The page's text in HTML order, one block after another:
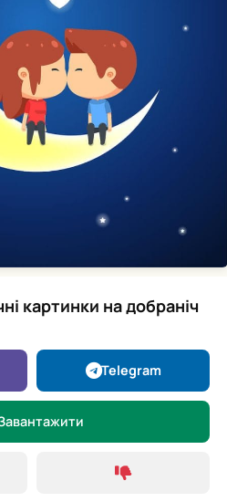
картинки на добраніч
Telegram